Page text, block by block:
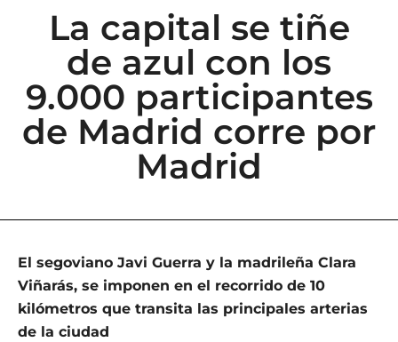
La capital se tiñe
de azul con los
9.000 participantes
de Madrid corre por
Madrid
El segoviano Javi Guerra y la madrileña Clara
Viñarás, se imponen en el recorrido de 10
kilómetros que transita las principales arterias
de la ciudad